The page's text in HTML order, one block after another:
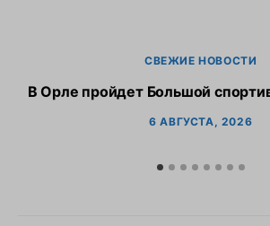
СВЕЖИЕ НОВОСТИ
В Орле пройдет Большой
6 АВГУСТА, 2026